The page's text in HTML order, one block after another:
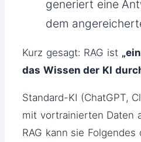
generiert eine
dem
Kurz gesagt: RAG ist
das Wissen der KI
Standard-KI (ChatGPT,
mit vortrainierten Daten
RAG kann sie